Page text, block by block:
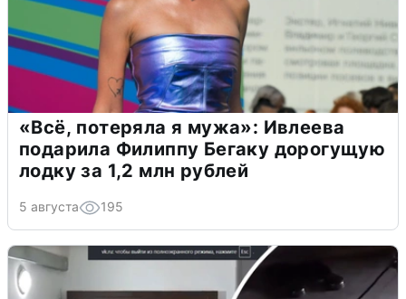
«Всё, потеряла я мужа»: Ивлеева
подарила Филиппу Бегаку дорогущую
лодку за 1,2 млн рублей
5 августа 195